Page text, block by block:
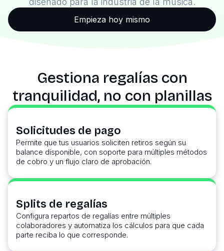
Empieza hoy mismo
Gestiona regalías con
tranquilidad, no con planillas
Solicitudes de pago
Permite que tus usuarios soliciten retiros según su
balance disponible, con soporte para múltiples métodos
de cobro y un flujo claro de aprobación.
Splits de regalías
Configura repartos de regalías entre múltiples
colaboradores y automatiza los cálculos para que cada
parte reciba lo que corresponde.